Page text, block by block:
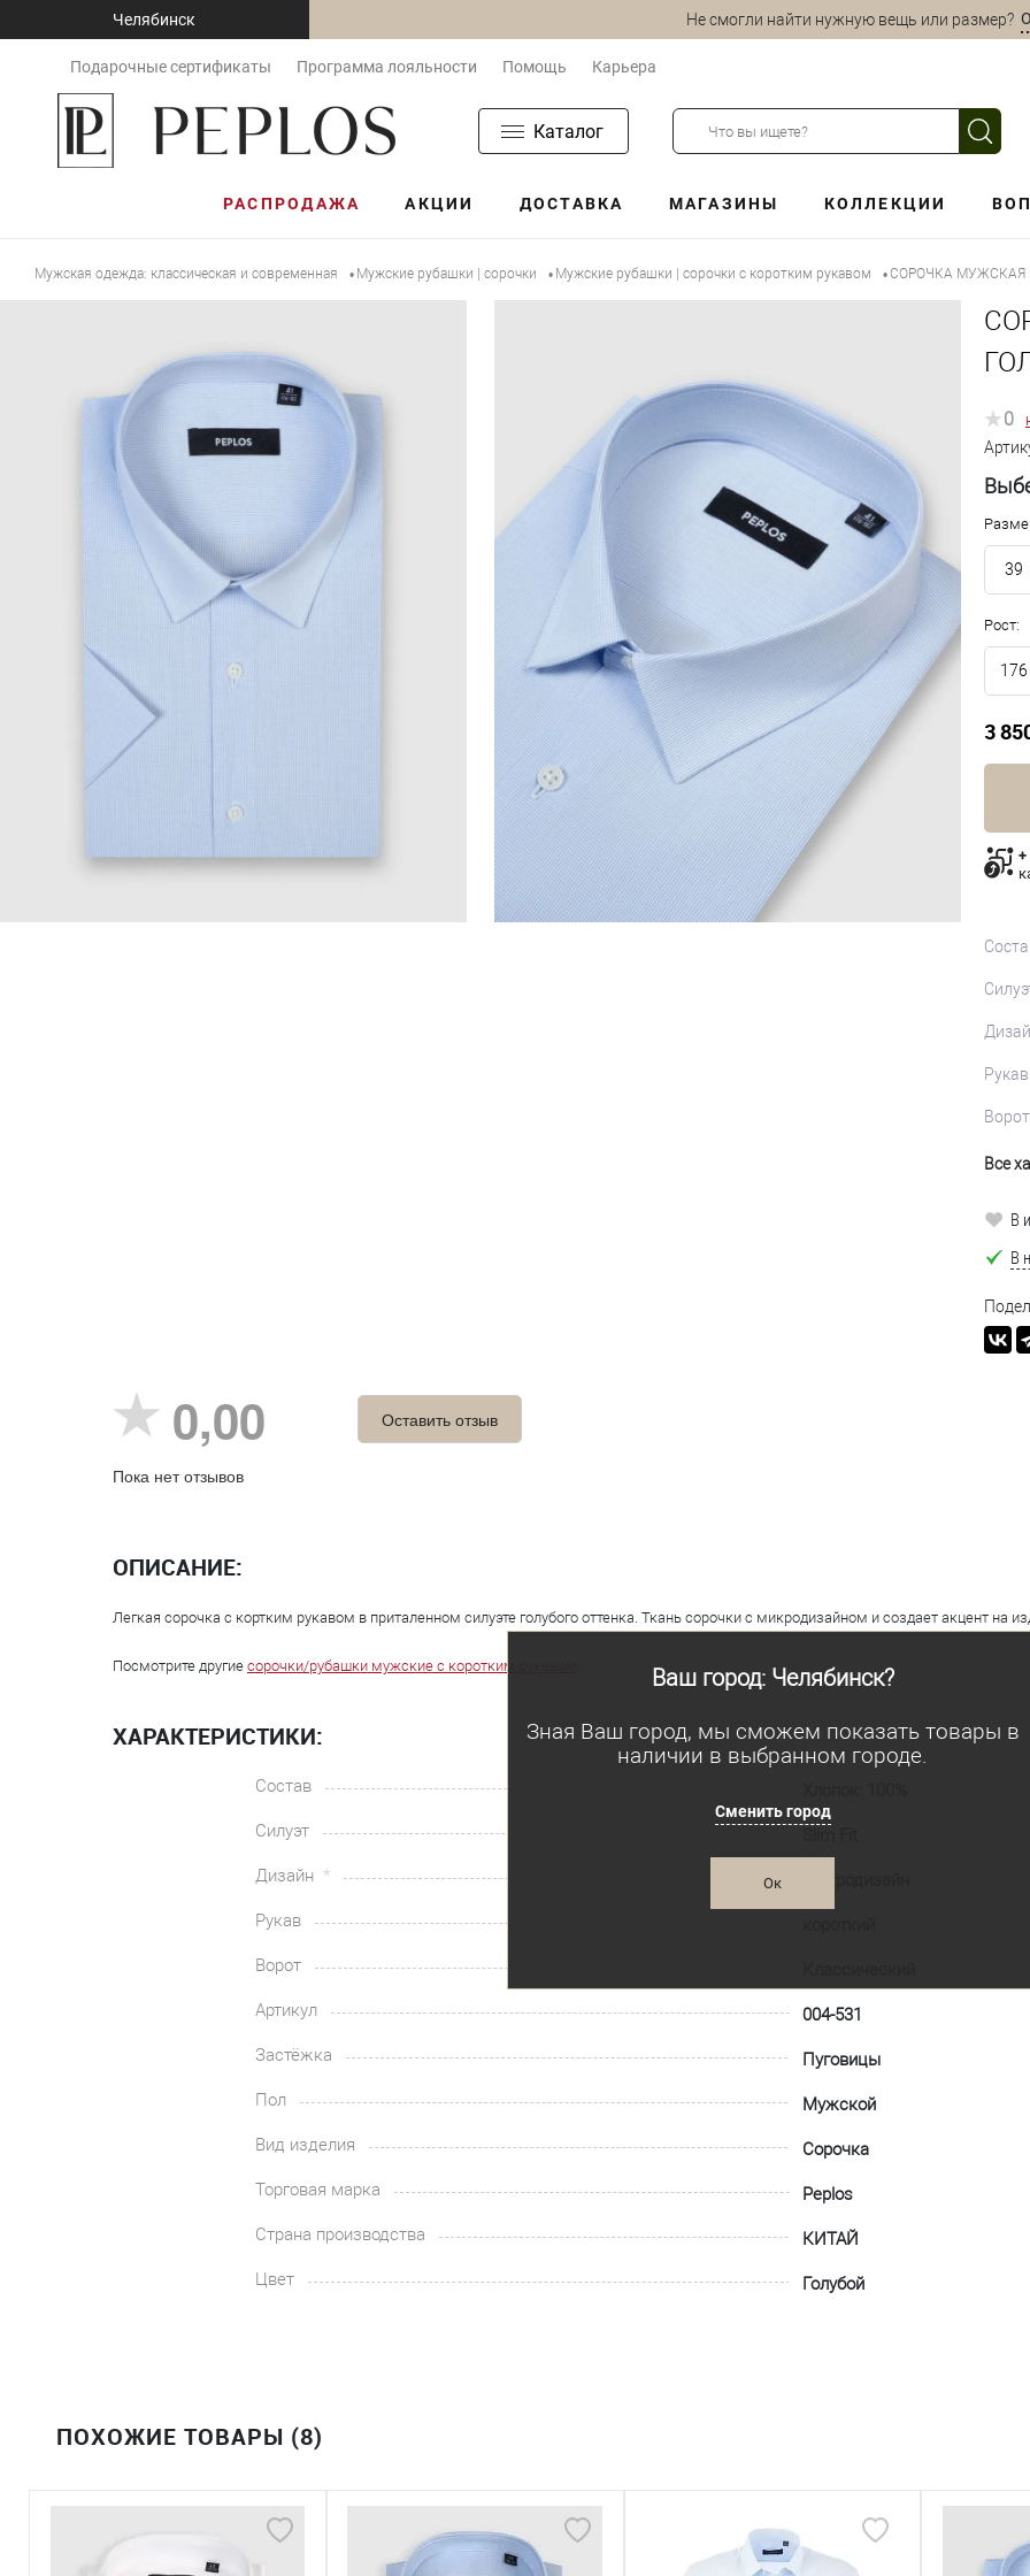
Челябинск
Ваш город: Челябинск?
Зная Ваш город, мы сможем показать товары в
наличии в выбранном городе.
Сменить город
Ок
Не смогли найти нужную вещь или размер?
Подарочные сертификаты Программа лояльности Помощь Карьера
Каталог
РАСПРОДАЖА АКЦИИ ДОСТАВКА МАГАЗИНЫ КОЛЛЕКЦИИ
Мужская одежда: классическая и современная • Мужские рубашки | сорочки • Мужские рубашки | сорочки с коротким рукавом •СОРОЧКА МУЖСКАЯ
0
39
Рост:
176
3
+
Рукав
Ворот
Все
В
В
0,00
Пока нет отзывов
Оставить отзыв
ОПИСАНИЕ:
Легкая сорочка с кортким рукавом в приталенном силуэте голубого оттенка. Ткань сорочки с микродизайном и создает акцент на
Посмотрите другие сорочки/рубашки мужские с коротким рукавом
ХАРАКТЕРИСТИКИ:
Состав
Силуэт
Дизайн
Рукав
Ворот
Артикул
004-531
Застёжка
Пуговицы
Пол
Мужской
Вид изделия
Сорочка
Торговая марка
Peplos
Страна производства
КИТАЙ
Цвет
Голубой
ПОХОЖИЕ ТОВАРЫ (8)